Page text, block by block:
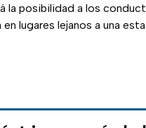
la posibilidad a los
lugares lejanos a una